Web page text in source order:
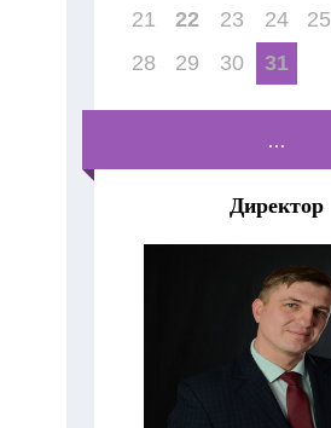
21
22 23 24 25
28
29 30 31
...
Директор